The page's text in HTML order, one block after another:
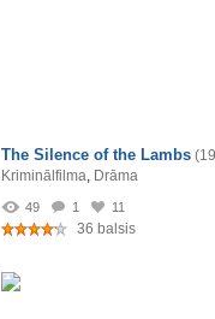
The Silence of the Lambs
Kriminālfilma, Drāma
49 1 11
36 balsis